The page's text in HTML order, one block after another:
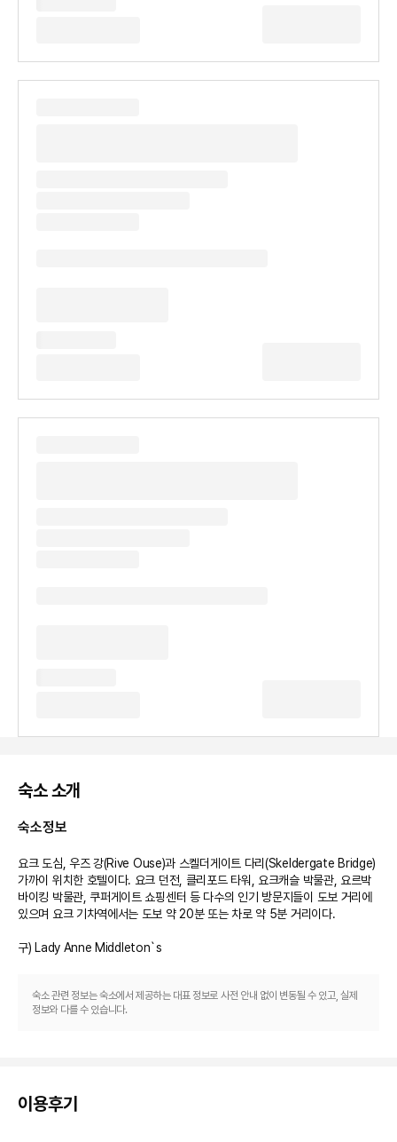
숙소 소개
숙소정보
요크 도심, 우즈 강(Rive Ouse)과 스켈더게이트 다리(Skeldergate Bridge)
가까이 위치한 호텔이다. 요크 던전, 클리포드 타워, 요크캐슬 박물관, 요르박
바이킹 박물관, 쿠퍼게이트 쇼핑센터 등 다수의 인기 방문지들이 도보 거리에
있으며 요크 기차역에서는 도보 약 20분 또는 차로 약 5분 거리이다.
구) Lady Anne Middleton`s
숙소 관련 정보는 숙소에서 제공하는 대표 정보로 사전 안내 없이 변동될 수 있고, 실제
정보와 다를 수 있습니다.
이용후기